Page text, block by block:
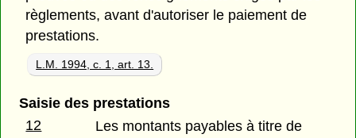
règlements, avant d'autoriser le paiement de
prestations.
L.M. 1994, c. 1, art. 13.
Saisie des prestations
12
Les montants payables à titre de